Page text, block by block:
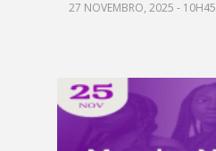
27 NOVEMBRO, 2025 - 10H45